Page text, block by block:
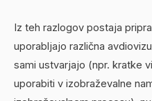
Iz teh razlogov postaja
uporabljajo različna
sami ustvarjajo (npr. kratke
uporabiti v izobraževalne